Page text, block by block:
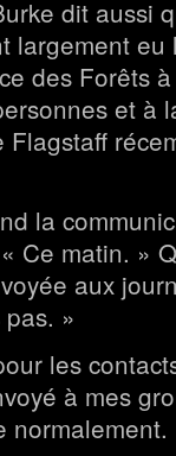
dit aussi
largement
des Forêts
et à
la
Ce matin. »
aux
»
les
à mes
normalement.